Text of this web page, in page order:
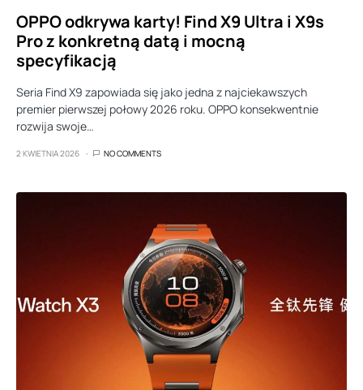
OPPO odkrywa karty! Find X9 Ultra i X9s
Pro z konkretną datą i mocną
specyfikacją
Seria Find X9 zapowiada się jako jedna z najciekawszych
premier pierwszej połowy 2026 roku. OPPO konsekwentnie
rozwija swoje…
2 KWIETNIA 2026 NO COMMENTS